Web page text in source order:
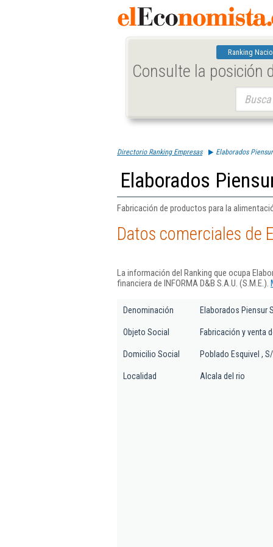
Ranking
Consulte la posición
Directorio Ranking Empresas Elaborados
Elaborados
Fabricación de productos para la
Datos comerciales de
La información del Ranking que ocupa
financiera de INFORMA D&B S.A.U. (S.M.E.).
Denominación Elaborados Piensur
Objeto Social Fabricación y venta
Domicilio Social Poblado Esquivel ,
Localidad Alcala del rio